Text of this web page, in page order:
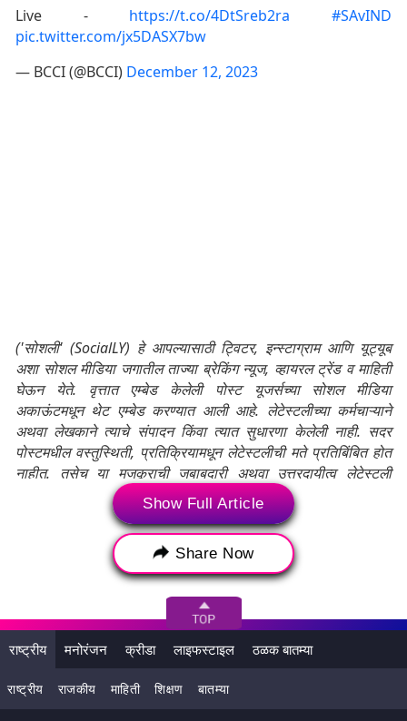
Live - https://t.co/4DtSreb2ra
#SAvIND
pic.twitter.com/jx5DASX7bw
— BCCI (@BCCI) December 12, 2023
('सोशली' (SocialLY) हे आपल्यासाठी ट्विटर, इन्स्टाग्राम आणि यूट्यूब
अशा सोशल मीडिया जगातील ताज्या ब्रेकिंग न्यूज, व्हायरल ट्रेंड व माहिती
घेऊन येते. वृत्तात एम्बेड केलेली पोस्ट यूजर्सच्या सोशल मीडिया
अकाऊंटमधून थेट एम्बेड करण्यात आली आहे. लेटेस्टलीच्या कर्मचाऱ्याने
अथवा लेखकाने त्याचे संपादन किंवा त्यात सुधारणा केलेली नाही. सदर
पोस्टमधील वस्तुस्थिती, प्रतिक्रियामधून लेटेस्टलीची मते प्रतिबिंबित होत
नाहीत. तसेच या मजकूराची जबाबदारी अथवा उत्तरदायीत्व लेटेस्टली
Akshar Patel Arshdeep Singh
Deepak Chahar Ishan Kishan
Mohammad Siraj Mukesh Kumar
ODI Team Rajat Patidar
Ravindra Jadeja Rinku Singh
Show Full Article
Share Now
राष्ट्रीय मनोरंजन क्रीडा लाइफस्टाइल ठळक बातम्या
राष्ट्रीय राजकीय माहिती शिक्षण बातम्या